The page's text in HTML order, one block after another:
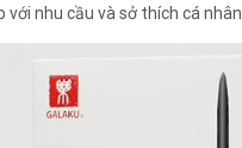
với nhu cầu và sở thích cá nhân.